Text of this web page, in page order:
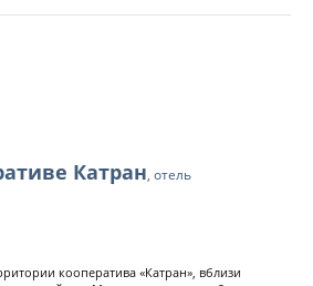
Катран, отель
кооператива «Катран», вблизи